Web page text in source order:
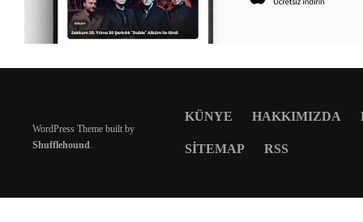
WordPress Theme built by
Shufflehound
KÜNYE HAKKIMIZDA
SITEMAP RSS